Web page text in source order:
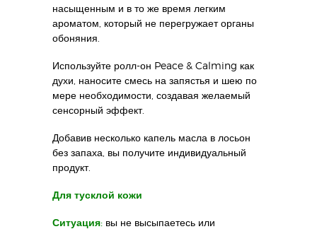
насыщенным и в то же время легким
ароматом, который не перегружает органы
обоняния.
Используйте ролл-он Peace & Calming как
духи, наносите смесь на запястья и шею по
мере необходимости, создавая желаемый
сенсорный эффект.
Добавив несколько капель масла в лосьон
без запаха, вы получите индивидуальный
продукт.
Для тусклой кожи
Ситуация: вы не высыпаетесь или